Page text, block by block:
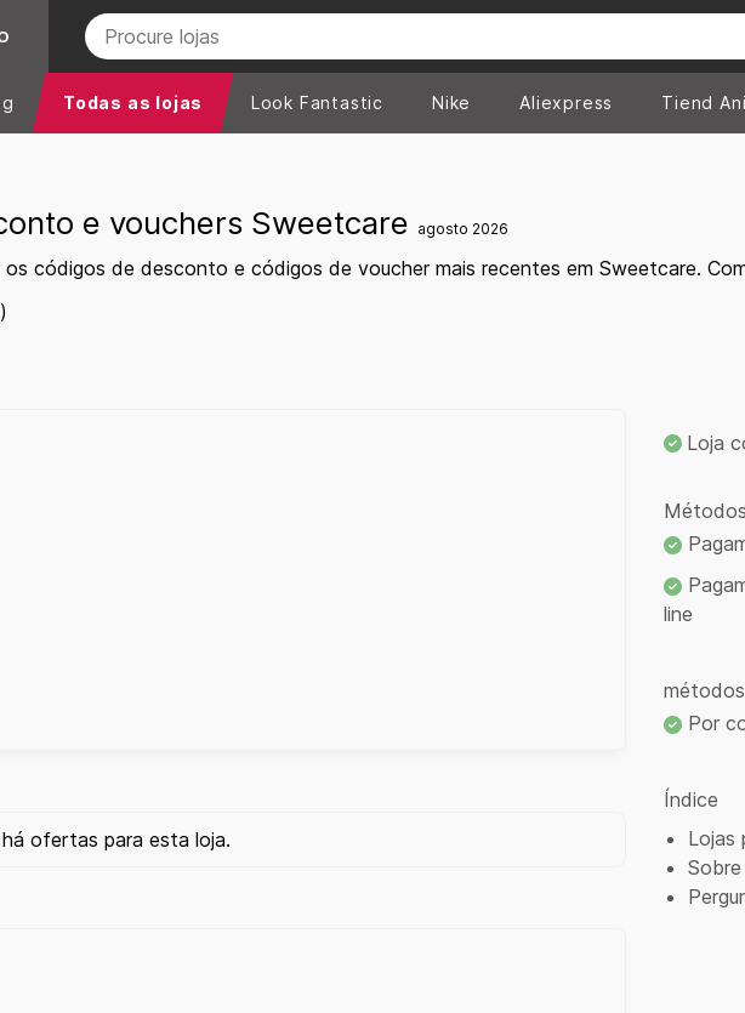
Todas as lojas Look Fantastic Nike Aliexpress Tiend
e vouchers Sweetcare agosto 2026
códigos de desconto e códigos de voucher mais recentes em Sweetcare.
ofertas para esta loja.
Loja
line
Por
Índice
Lojas